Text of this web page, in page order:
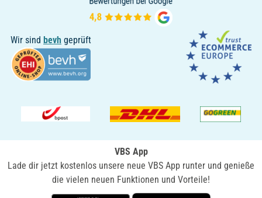
Wir sind bevh geprüft
VBS App
Lade dir jetzt kostenlos unsere neue VBS App runter und genieße
die vielen neuen Funktionen und Vorteile!